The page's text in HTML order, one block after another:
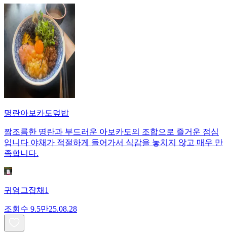
명란아보카도덮밥
짭조름한 명란과 부드러운 아보카도의 조합으로 즐거운 점심
입니다 야채가 적절하게 들어가서 식감을 놓치지 않고 매우 만
족합니다.
귀염그잡채1
조회수 9.5만25.08.28